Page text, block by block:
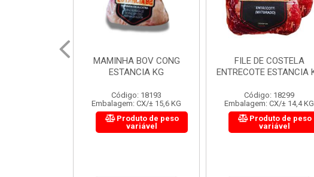
FILE DE COSTELA
ENTRECOTE ESTANCIA KG
Código: 18299
Embalagem: CX/± 14,4 KG
Produto de peso
variável
CUPIM BOV CONG B PUL
KG
Código: 19965
Embalagem: CX/± 18,36 KG
Produto de peso
variável